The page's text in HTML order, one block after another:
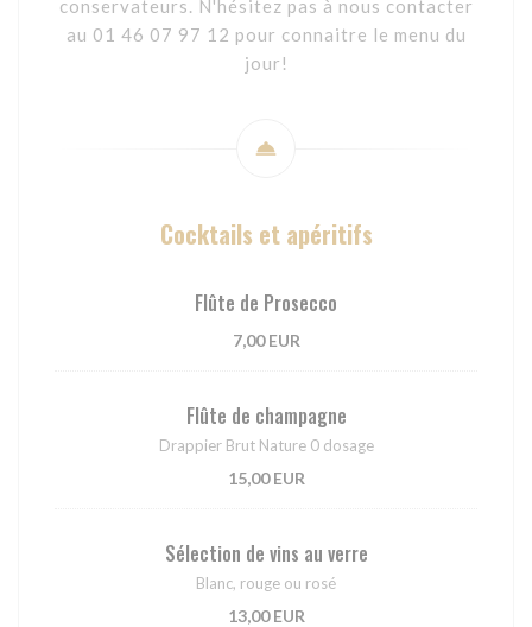
conservateurs. N'hésitez pas à nous contacter
au 01 46 07 97 12 pour connaitre le menu du
jour!
Cocktails et apéritifs
Flûte de Prosecco
7,00 EUR
Flûte de champagne
Drappier Brut Nature 0 dosage
15,00 EUR
Sélection de vins au verre
Blanc, rouge ou rosé
13,00 EUR